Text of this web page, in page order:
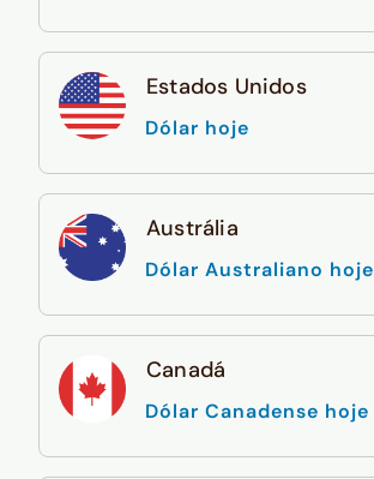
Estados Unidos
Dólar hoje
Austrália
Dólar Australiano hoje
Canadá
Dólar Canadense hoje